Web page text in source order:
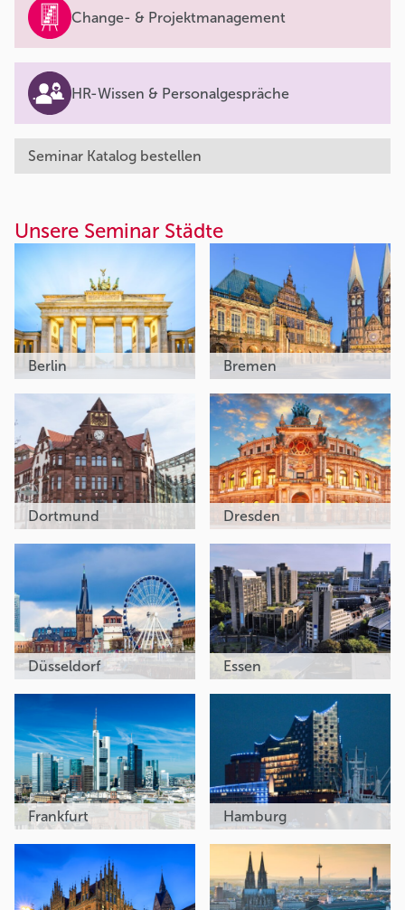
Change- & Projektmanagement
HR-Wissen & Personalgespräche
Seminar Katalog bestellen
Unsere Seminar Städte
Berlin Bremen
Dortmund Dresden
Düsseldorf Essen
Frankfurt Hamburg